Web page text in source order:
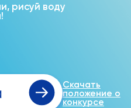
рисуй воду
Скачать
положение о
конкурсе